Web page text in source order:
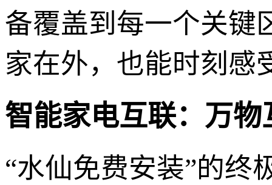
备覆盖到每一个关键
家在外，也能时刻感
智能家电互联：万
“水仙免费安装”的终